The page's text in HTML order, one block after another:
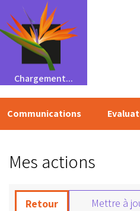
Chargement...
Communications
Mes actions
Retour
Mettre à